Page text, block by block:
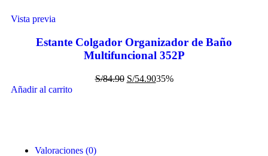
Vista previa
Estante Colgador Organizador de Baño
Multifuncional 352P
S/84.90 S/54.9035%
Añadir al carrito
Valoraciones (0)